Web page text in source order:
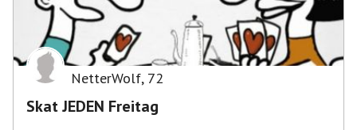
NetterWolf, 72
Skat JEDEN Freitag